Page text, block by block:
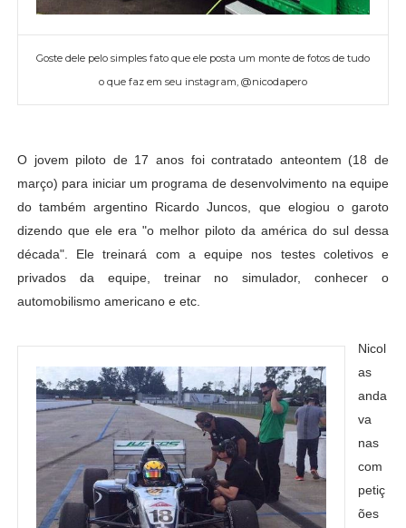
Goste dele pelo simples fato que ele posta um monte de fotos de tudo
o que faz em seu instagram, @nicodapero
O jovem piloto de 17 anos foi contratado anteontem (18 de
março) para iniciar um programa de desenvolvimento na equipe
do também argentino Ricardo Juncos, que elogiou o garoto
dizendo que ele era "o melhor piloto da américa do sul dessa
década". Ele treinará com a equipe nos testes coletivos e
privados da equipe, treinar no simulador, conhecer o
automobilismo americano e etc.
Nicol
as
anda
va
nas
com
petiç
ões